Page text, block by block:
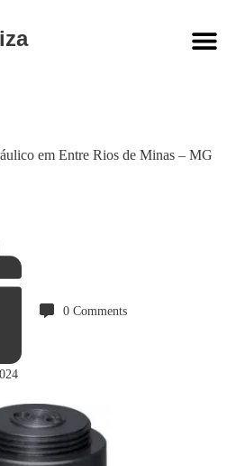
em Entre Rios de Minas – MG
0 Comments